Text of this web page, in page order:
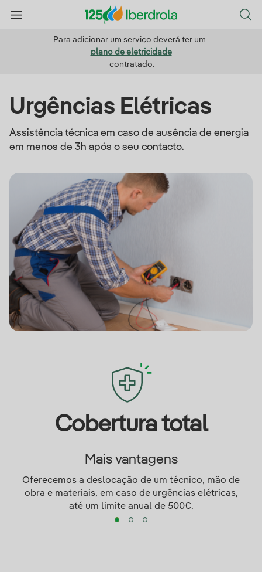
Para adicionar um serviço deverá ter um
plano de eletricidade
contratado.
Urgências Elétricas
Assistência técnica em caso de ausência de energia
em menos de 3h após o seu contacto.
Cobertura total
Mais vantagens
Oferecemos a deslocação de um técnico, mão de
obra e materiais, em caso de urgências elétricas,
até um limite anual de 500€.